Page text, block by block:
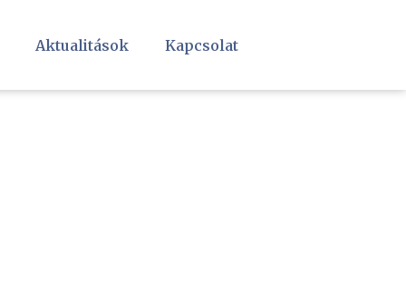
Aktualitások Kapcsolat